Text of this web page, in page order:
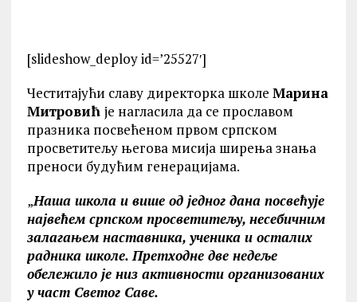
[slideshow_deploy id=’25527′]
Честитајући славу директорка школе Марина
Митровић је нагласила да се прославом
празника посвећеном првом српском
просветитељу његова мисија ширења знања
преноси будућим генерацијама.
„Наша школа и више од једног дана посвећује
највећем српском просветитељу, несебичним
залагањем наставника, ученика и осталих
радника школе. Претходне две недеље
обележило је низ активности организованих
у част Светог Саве.